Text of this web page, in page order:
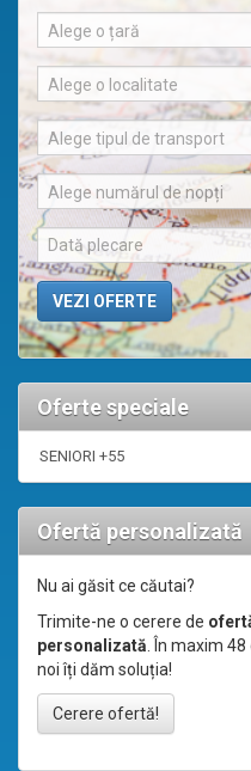
Alege o țară
Alege o localitate
Alege tipul de transport
Alege numărul de nopți
Oferte speciale
SENIORI +55
Ofertă personalizată
Nu ai găsit ce căutai?
Trimite-ne o cerere de
personalizată. În maxim 48
noi îți dăm soluția!
Cerere ofertă!